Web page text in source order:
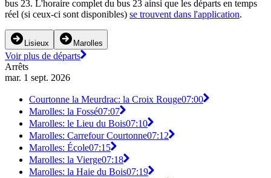
bus 23. L'horaire complet du bus 23 ainsi que les départs en temps
réel (si ceux-ci sont disponibles) se trouvent dans l'application.
Lisieux Marolles
Voir plus de départs
Arrêts
mar. 1 sept. 2026
Courtonne la Meurdrac: la Croix Rouge07:00
Marolles: la Fossé07:07
Marolles: le Lieu du Bois07:10
Marolles: Carrefour Courtonne07:12
Marolles: École07:15
Marolles: la Vierge07:18
Marolles: la Haie du Bois07:19